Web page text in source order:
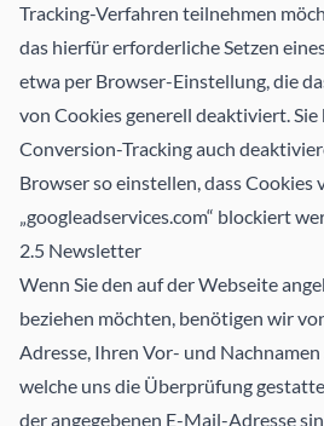
Tracking-Verfahren teilnehmen
das hierfür erforderliche Setzen
etwa per Browser-Einstellung, die
von Cookies generell deaktiviert.
Conversion-Tracking auch
Browser so einstellen, dass Cookies
„googleadservices.com“ blockiert
2.5 Newsletter
Wenn Sie den auf der Webseite
beziehen möchten, benötigen wir
Adresse, Ihren Vor- und
welche uns die Überprüfung
der angegebenen E-Mail-Adresse